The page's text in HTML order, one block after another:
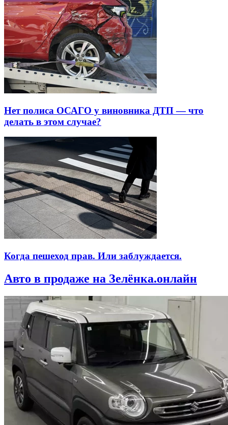
Нет полиса ОСАГО у виновника ДТП — что
делать в этом случае?
Когда пешеход прав. Или заблуждается.
Авто в продаже на Зелёнка.онлайн